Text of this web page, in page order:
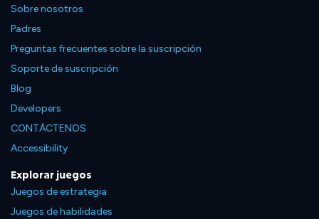
Sobre nosotros
Padres
Preguntas frecuentes sobre la suscripción
Soporte de suscripción
Blog
Developers
CONTÁCTENOS
Accessibility
Explorar juegos
Juegos de estrategia
Juegos de habilidades